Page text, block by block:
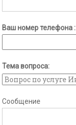
Ваш номер телефона :
Тема вопроса:
Сообщение